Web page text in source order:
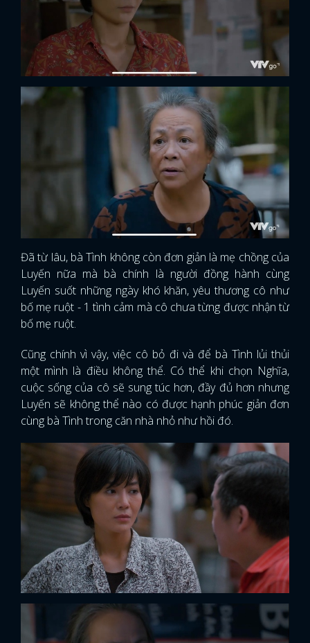
Đã từ lâu, bà Tình không còn đơn giản là mẹ chồng của
Luyến nữa mà bà chính là người đồng hành cùng
Luyến suốt những ngày khó khăn, yêu thương cô như
bố mẹ ruột - 1 tình cảm mà cô chưa từng được nhận từ
bố mẹ ruột.
Cũng chính vì vậy, việc cô bỏ đi và để bà Tình lủi thủi
một mình là điều không thể. Có thể khi chọn Nghĩa,
cuộc sống của cô sẽ sung túc hơn, đầy đủ hơn nhưng
Luyến sẽ không thể nào có được hạnh phúc giản đơn
cùng bà Tình trong căn nhà nhỏ như hồi đó.